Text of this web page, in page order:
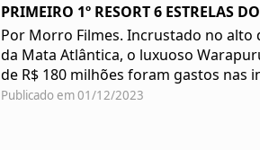
PRIMEIRO 1º RESORT 6 ESTRELAS
Por Morro Filmes. Incrustado no alto
da Mata Atlântica, o luxuoso
de R$ 180 milhões foram gastos nas
Publicado em 01/12/2023